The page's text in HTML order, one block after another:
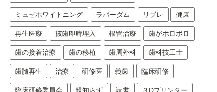
ミュゼホワイトニング ラバーダム リブレ 健康
再生医療 抜歯即時埋入 根管治療 歯がボロボロ
歯の接着治療 歯の移植 歯周外科 歯科技工士
歯髄再生 治療 研修医 義歯 臨床研修
臨床研修委員会 親知らず 読書 ３Dプリンター